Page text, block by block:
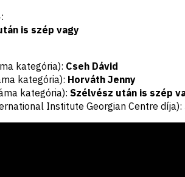
is szép vagy
kategória): Cseh Dávid
kategória): Horváth Jenny
kategória): Szélvész után is szép
Institute Georgian Centre díja):